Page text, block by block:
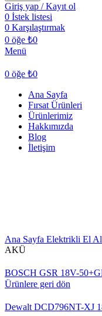
Giriş yap / Kayıt ol
0 İstek listesi
0 Karşılaştırmak
0 öğe ₺0
Menü
0 öğe ₺0
Ana Sayfa
Fırsat Ürünleri
Ürünlerimiz
Hakkımızda
Blog
İletişim
Ana Sayfa Elektrikli El
AKÜ
BOSCH GSR 18V-
Ürünlere geri dön
Dewalt DCD796NT-XJ